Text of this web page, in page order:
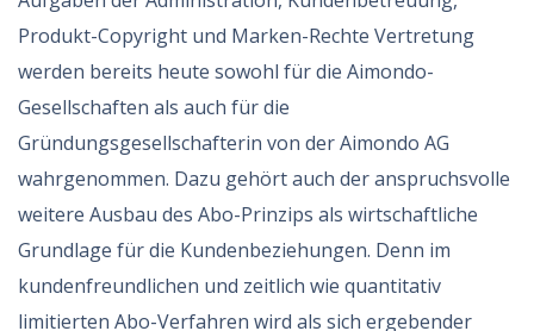
Produkt-Copyright und Marken-Rechte Vertretung
werden bereits heute sowohl für die Aimondo-
Gesellschaften als auch für die
Gründungsgesellschafterin von der Aimondo AG
wahrgenommen. Dazu gehört auch der anspruchsvolle
weitere Ausbau des Abo-Prinzips als wirtschaftliche
Grundlage für die Kundenbeziehungen. Denn im
kundenfreundlichen und zeitlich wie quantitativ
limitierten Abo-Verfahren wird als sich ergebender